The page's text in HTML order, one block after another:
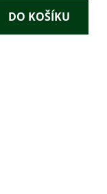
DO KOŠÍKU